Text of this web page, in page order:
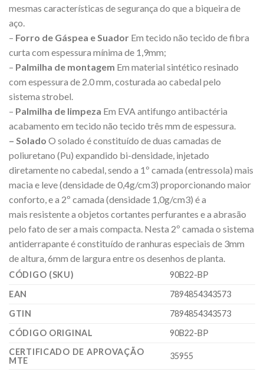
mesmas características de segurança do que a biqueira de
aço.
– Forro de Gáspea e Suador Em tecido não tecido de fibra
curta com espessura mínima de 1,9mm;
– Palmilha de montagem Em material sintético resinado
com espessura de 2.0 mm, costurada ao cabedal pelo
sistema strobel.
– Palmilha de limpeza Em EVA antifungo antibactéria
acabamento em tecido não tecido três mm de espessura.
– Solado O solado é constituído de duas camadas de
poliuretano (Pu) expandido bi-densidade, injetado
diretamente no cabedal, sendo a 1º camada (entressola) mais
macia e leve (densidade de 0,4g/cm3) proporcionando maior
conforto, e a 2º camada (densidade 1,0g/cm3) é a
mais resistente a objetos cortantes perfurantes e a abrasão
pelo fato de ser a mais compacta. Nesta 2º camada o sistema
antiderrapante é constituído de ranhuras especiais de 3mm
de altura, 6mm de largura entre os desenhos de planta.
CÓDIGO (SKU)
90B22-BP
EAN
7894854343573
GTIN
7894854343573
CÓDIGO ORIGINAL
90B22-BP
CERTIFICADO DE APROVAÇÃO
MTE
35955